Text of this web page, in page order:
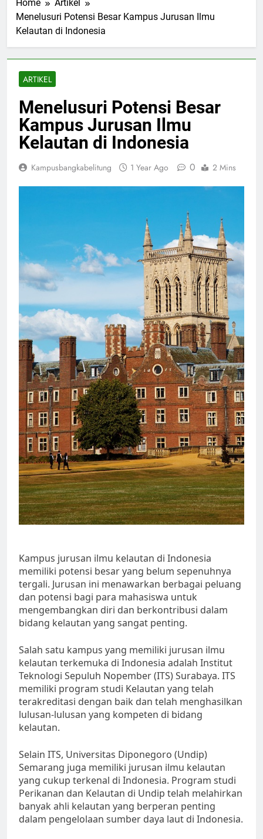
Home
Artikel
Menelusuri Potensi Besar Kampus Jurusan Ilmu
Kelautan di Indonesia
ARTIKEL
Menelusuri Potensi Besar
Kampus Jurusan Ilmu
Kelautan di Indonesia
Kampusbangkabelitung 1 Year Ago 0 2 Mins
Kampus jurusan ilmu kelautan di Indonesia
memiliki potensi besar yang belum sepenuhnya
tergali. Jurusan ini menawarkan berbagai peluang
dan potensi bagi para mahasiswa untuk
mengembangkan diri dan berkontribusi dalam
bidang kelautan yang sangat penting.
Salah satu kampus yang memiliki jurusan ilmu
kelautan terkemuka di Indonesia adalah Institut
Teknologi Sepuluh Nopember (ITS) Surabaya. ITS
memiliki program studi Kelautan yang telah
terakreditasi dengan baik dan telah menghasilkan
lulusan-lulusan yang kompeten di bidang
kelautan.
Selain ITS, Universitas Diponegoro (Undip)
Semarang juga memiliki jurusan ilmu kelautan
yang cukup terkenal di Indonesia. Program studi
Perikanan dan Kelautan di Undip telah melahirkan
banyak ahli kelautan yang berperan penting
dalam pengelolaan sumber daya laut di Indonesia.